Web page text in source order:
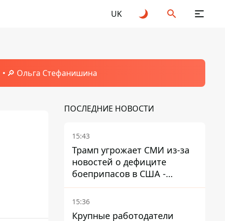
UK
🔎 Ольга Стефанишина
ПОСЛЕДНИЕ НОВОСТИ
15:43
Трамп угрожает СМИ из-за
новостей о дефиците
боеприпасов в США -
обещает найти и
арестовать всех
15:36
Крупные работодатели